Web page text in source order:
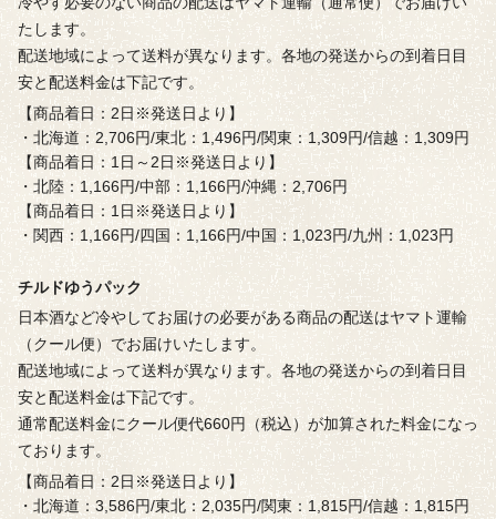
たします。
配送地域によって送料が異なります。各地の発送からの到着日目
安と配送料金は下記です。
【商品着日：2日※発送日より】
・北海道：2,706円/東北：1,496円/関東：1,309円/信越：1,309円
【商品着日：1日～2日※発送日より】
・北陸：1,166円/中部：1,166円/沖縄：2,706円
【商品着日：1日※発送日より】
・関西：1,166円/四国：1,166円/中国：1,023円/九州：1,023円
チルドゆうパック
日本酒など冷やしてお届けの必要がある商品の配送はヤマト運輸
（クール便）でお届けいたします。
配送地域によって送料が異なります。各地の発送からの到着日目
安と配送料金は下記です。
通常配送料金にクール便代660円（税込）が加算された料金になっ
ております。
【商品着日：2日※発送日より】
・北海道：3,586円/東北：2,035円/関東：1,815円/信越：1,815円